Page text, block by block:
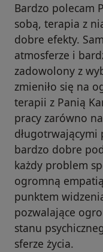
Bardzo polecam
sobą, terapia z
dobre efekty.
atmosferze i
zadowolony z
zmieniło się na
terapii z Panią
pracy zarówno
bardzo dobre
każdy problem
ogromną
punktem
pozwalające
stanu
sferze życia.